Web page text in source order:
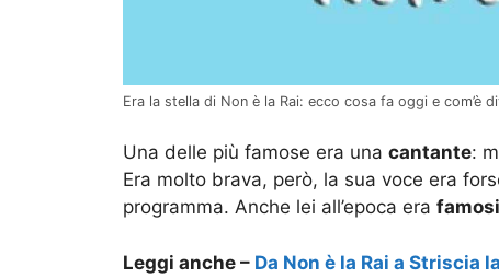
Era la stella di Non è la Rai: ecco cosa fa oggi e com’è
Una delle più famose era una cantante:
Era molto brava, però, la sua voce era
programma. Anche lei all’epoca era
Leggi anche – Da Non è la Rai a Striscia